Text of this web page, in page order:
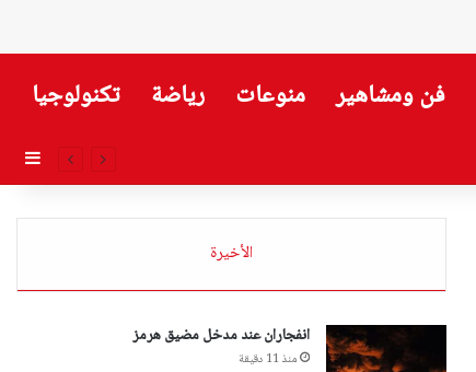
فن ومشاهير منوعات رياضة تكنولوجيا
الأخيرة
انفجاران عند مدخل مضيق هرمز
منذ 11 دقيقة